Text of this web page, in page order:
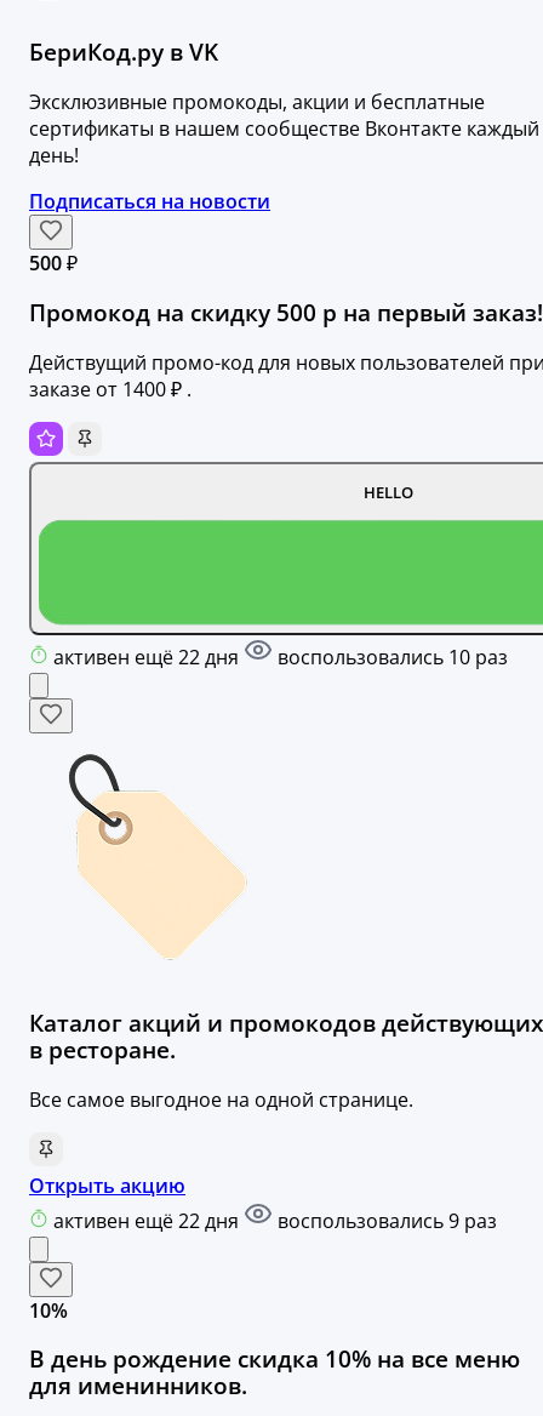
БериКод.ру в VK
Эксклюзивные промокоды, акции и бесплатные
сертификаты в нашем сообществе Вконтакте каждый
день!
Подписаться на новости
500 ₽
Промокод на скидку 500 р на первый заказ!
Действущий промо-код для новых пользователей
заказе от 1400 ₽ .
HELLO
активен ещё 22 дня воспользовались 10 раз
Каталог акций и промокодов действующих
в ресторане.
Все самое выгодное на одной странице.
Открыть акцию
активен ещё 22 дня
воспользовались 9 раз
10%
В день рождение скидка 10% на все меню
для именинников.